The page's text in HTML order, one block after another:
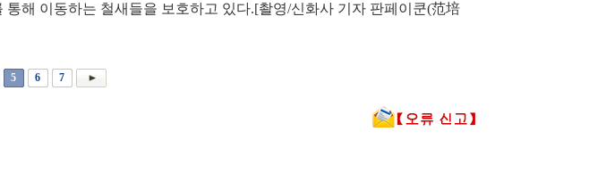
해 이동하는 철새들을 보호하고 있다.[촬영/신화사 기자 판페이쿤(范培
5 6 7